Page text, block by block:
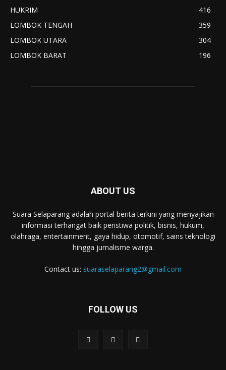
HUKRIM
416
LOMBOK TENGAH
359
LOMBOK UTARA
304
LOMBOK BARAT
196
ABOUT US
Suara Selaparang adalah portal berita terkini yang menyajikan
informasi terhangat baik peristiwa politik, bisnis, hukum,
olahraga, entertainment, gaya hidup, otomotif, sains teknologi
hingga jurnalisme warga.
Contact us: suaraselaparang2@gmail.com
FOLLOW US